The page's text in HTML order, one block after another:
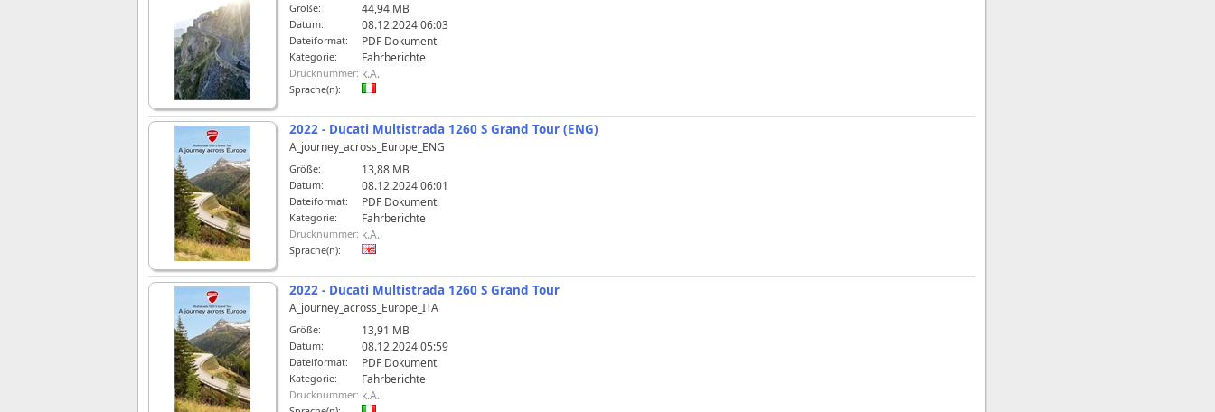
Größe: 44,94 MB
Datum: 08.12.2024 06:03
Dateiformat: PDF Dokument
Kategorie: Fahrberichte
Drucknummer: k.A.
Sprache(n):
2022 - Ducati Multistrada 1260 S Grand Tour (ENG)
A_journey_across_Europe_ENG
Größe: 13,88 MB
Datum: 08.12.2024 06:01
Dateiformat: PDF Dokument
Kategorie: Fahrberichte
Drucknummer: k.A.
Sprache(n):
2022 - Ducati Multistrada 1260 S Grand Tour
A_journey_across_Europe_ITA
Größe: 13,91 MB
Datum: 08.12.2024 05:59
Dateiformat: PDF Dokument
Kategorie: Fahrberichte
Drucknummer: k.A.